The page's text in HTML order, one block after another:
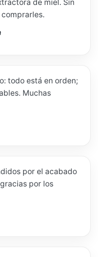
de miel. Sin
todo está en orden;
Muchas
por el acabado
por los